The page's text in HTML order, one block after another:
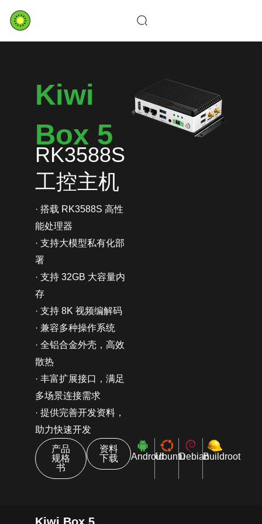
content
Kiwi
Box 5
RK3588S
工控主机
· 搭载 RK3588S 高性
能处理器
· 支持大模型私有化部
署
· 支持 32GB 大容量内
存
· 支持 8K 视频编解码
· 兼容多种操作系统
· 全铝合金外壳，高效
散热
· 丰富扩展接口，满足
多场景连接需求
· 提供完善开发资料，
助力快速开发
产品
规格
书
资料
下载
AndroidUbuntuDebianBuildroot